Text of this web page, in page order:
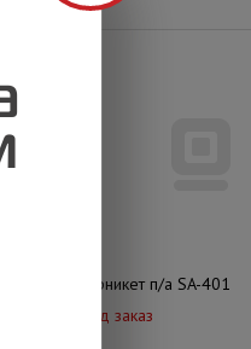
Турникет п/а SA-401
Под заказ